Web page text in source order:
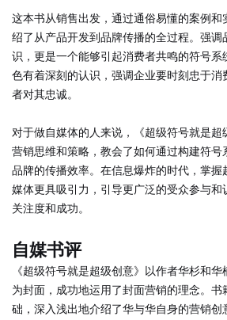
这本书从销售出发，通过通俗易懂的案例和
绍了从产品开发到品牌传播的全过程。强调
识，更是一个能够引起消费者共鸣的符号系
色有着深刻的认识，强调企业要时刻忠于消
者对其忠诚。
对于做自媒体的人来说，《超级符号就是超
营销思维和策略，教会了如何通过构建符号
品牌的传播效率。在信息爆炸的时代，掌握
媒体更具吸引力，引导更广泛的受众参与和
关注度和成功。
自媒书评
《超级符号就是超级创意》以作者华杉和
为封面，成功地运用了封面营销的理念。书
础，深入浅出地介绍了华与华自身的营销创